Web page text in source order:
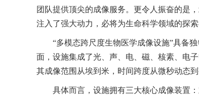
团队提供顶尖的成像服务。更令人振奋的是
注入了强大动力，必将为生命科学领域的探
“多模态跨尺度生物医学成像设施”具备
面，设施集成了光、声、电、磁、核素、电
其成像范围从埃到米，时间跨度从微秒动态
具体而言，设施拥有三大核心成像装置